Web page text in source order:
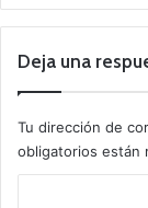
Deja una
Tu dirección de
obligatorios están